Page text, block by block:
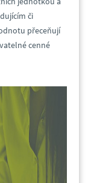
či
přeceňují
cenné